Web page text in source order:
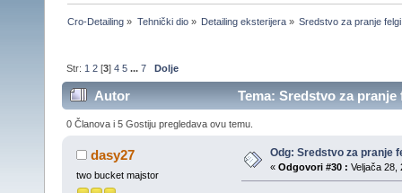
Cro-Detailing » Tehnički dio» Detailing eksterijera» Sredstvo za pranje
Str: 1 2 [3]4 5 ...7 Dolje
Autor Tema: Sredstvo za
0 Članova i 5 Gostiju pregledava ovu temu.
dasy27
two bucket majstor
Odg: Sredstvo za pranje
« Odgovori #30 : Veljača 28,